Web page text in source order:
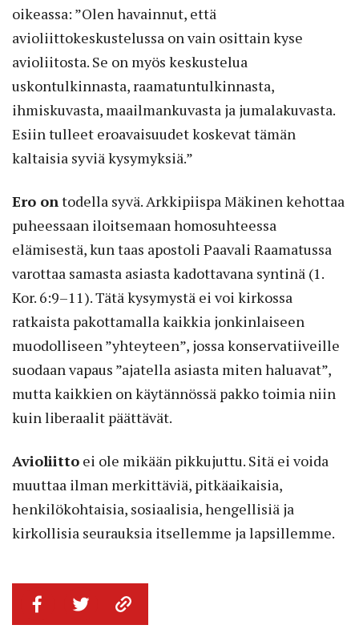
oikeassa: ”Olen havainnut, että
avioliittokeskustelussa on vain osittain kyse
avioliitosta. Se on myös keskustelua
uskontulkinnasta, raamatuntulkinnasta,
ihmiskuvasta, maailmankuvasta ja jumalakuvasta.
Esiin tulleet eroavaisuudet koskevat tämän
kaltaisia syviä kysymyksiä.”
Ero ontodella syvä. Arkkipiispa Mäkinen kehottaa
puheessaan iloitsemaan homosuhteessa
elämisestä, kun taas apostoli Paavali Raamatussa
varottaa samasta asiasta kadottavana syntinä (1.
Kor. 6:9–11). Tätä kysymystä ei voi kirkossa
ratkaista pakottamalla kaikkia jonkinlaiseen
muodolliseen ”yhteyteen”, jossa konservatiiveille
suodaan vapaus ”ajatella asiasta miten haluavat”,
mutta kaikkien on käytännössä pakko toimia niin
kuin liberaalit päättävät.
Avioliitto ei ole mikään pikkujuttu. Sitä ei voida
muuttaa ilman merkittäviä, pitkäaikaisia,
henkilökohtaisia, sosiaalisia, hengellisiä ja
kirkollisia seurauksia itsellemme ja lapsillemme.